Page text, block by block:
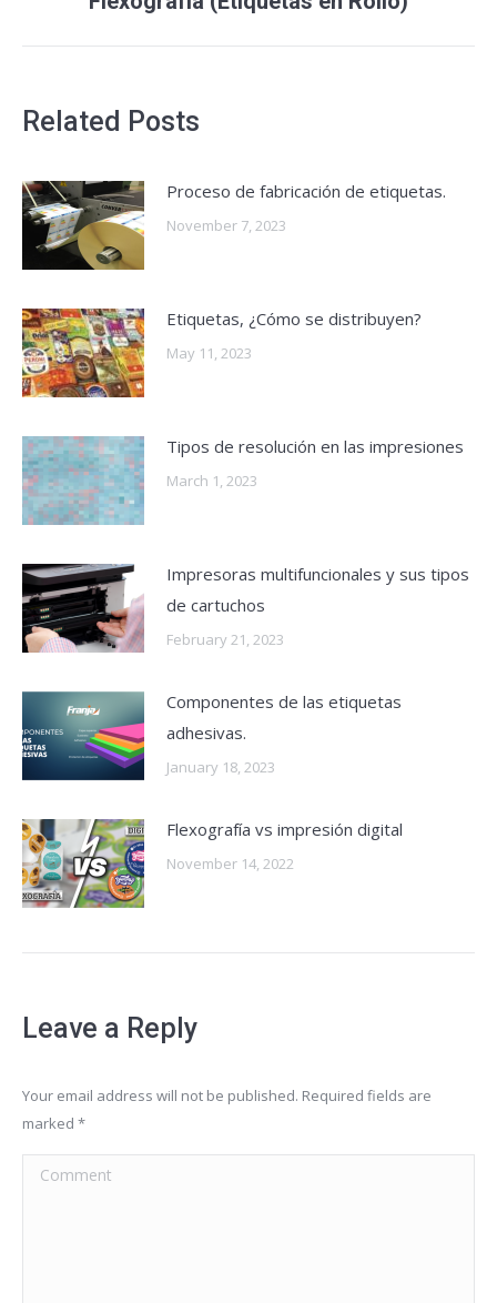
Related Posts
Proceso de fabricación de etiquetas.
November 7, 2023
Etiquetas, ¿Cómo se distribuyen?
May 11, 2023
Tipos de resolución en las impresiones
March 1, 2023
Impresoras multifuncionales y sus tipos
de cartuchos
February 21, 2023
Componentes de las etiquetas
adhesivas.
January 18, 2023
Flexografía vs impresión digital
November 14, 2022
Leave a Reply
Your email address will not be published. Required fields are
marked *
Comment